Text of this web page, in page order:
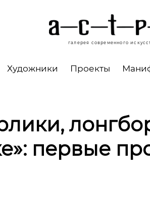
галерея современного
Художники Проекты
первые